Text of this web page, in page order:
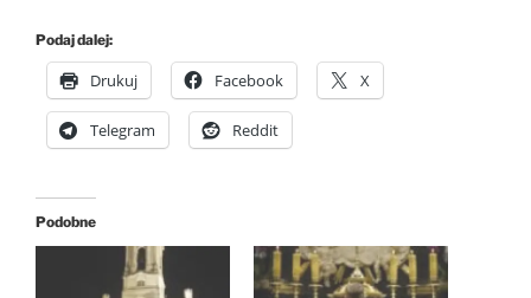
Podaj dalej:
Drukuj Facebook X
Telegram Reddit
Podobne